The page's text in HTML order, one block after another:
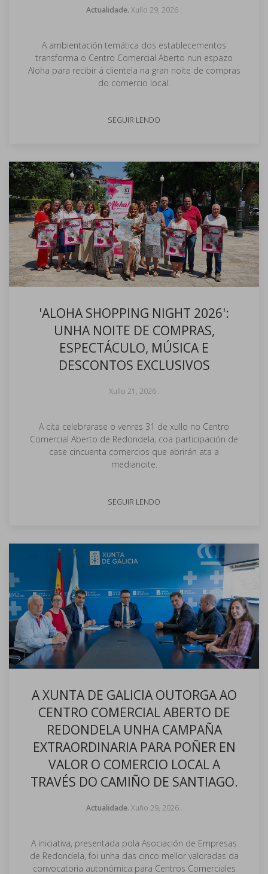
Actualidade. Xullo 29, 2026 .
A ambientación temática dos establecementos
transforma o Centro Comercial Aberto nun espazo
Aloha para recibir á clientela na gran noite de compras
do comercio local.
SEGUIR LENDO
'ALOHA SHOPPING NIGHT 2026':
UNHA NOITE DE COMPRAS,
ESPECTÁCULO, MÚSICA E
DESCONTOS EXCLUSIVOS
Xullo 21, 2026.
A cita celebrarase o venres 31 de xullo no Centro
Comercial Aberto de Redondela, coa participación de
case cincuenta comercios que abrirán ata a
medianoite.
SEGUIR LENDO
A XUNTA DE GALICIA OUTORGA AO
CENTRO COMERCIAL ABERTO DE
REDONDELA UNHA CAMPAÑA
EXTRAORDINARIA PARA POÑER EN
VALOR O COMERCIO LOCAL A
TRAVÉS DO CAMIÑO DE SANTIAGO.
Actualidade. Xuño 29, 2026.
A iniciativa, presentada pola Asociación de Empresas
de Redondela, foi unha das cinco mellor valoradas da
convocatoria autonómica para Centros Comerciales